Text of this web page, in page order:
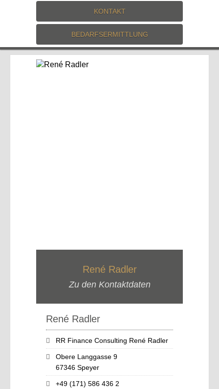
KONTAKT
BEDARFSERMITTLUNG
René Radler
Zu den Kontaktdaten
René Radler
RR Finance Consulting René Radler
Obere Langgasse 9
67346 Speyer
+49 (171) 586 436 2